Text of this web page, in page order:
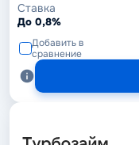
Ставка
До 0,8%
Добавить в
сравнение